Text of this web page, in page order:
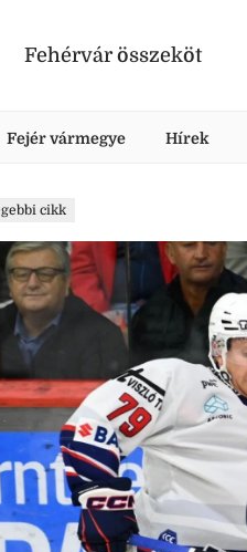
Fehérvár összeköt
Fejér vármegye Hírek
cikk